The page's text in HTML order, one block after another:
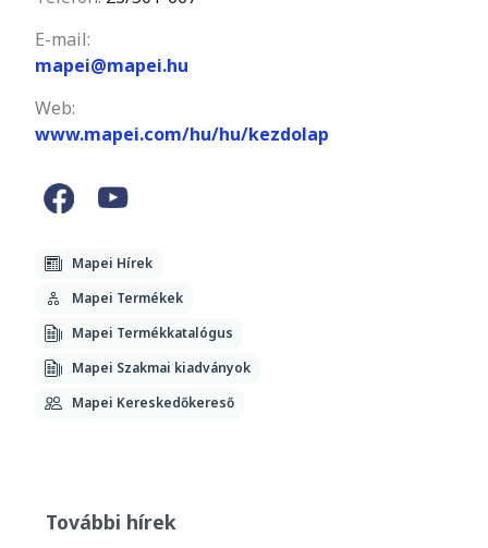
E-mail:
mapei@mapei.hu
Web:
www.mapei.com/hu/hu/kezdolap
Mapei Hírek
Mapei Termékek
Mapei Termékkatalógus
Mapei Szakmai kiadványok
Mapei Kereskedőkereső
További hírek